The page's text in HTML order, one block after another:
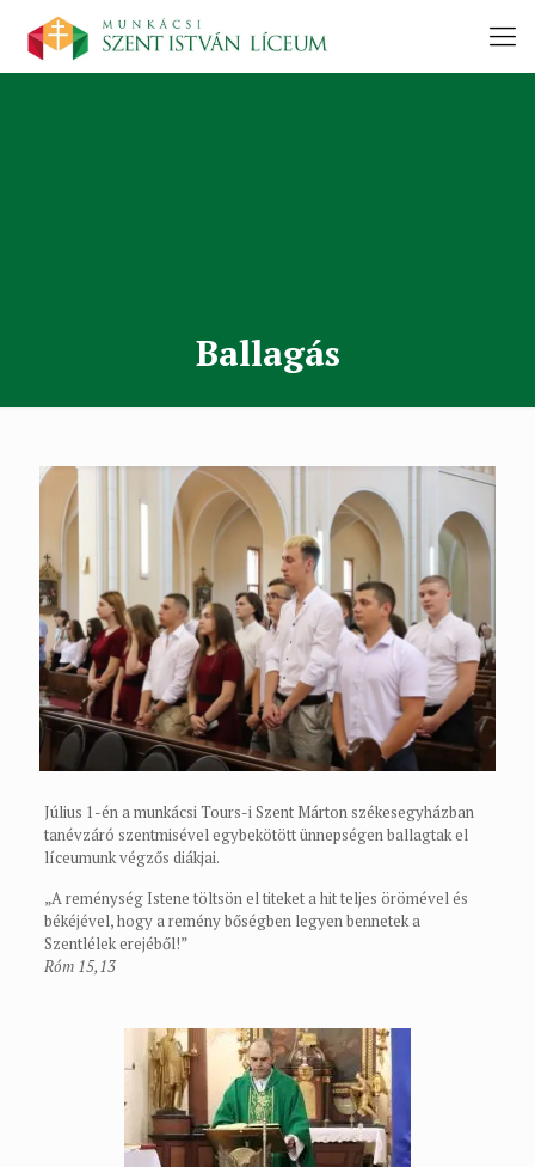
Ballagás
Július 1-én a munkácsi Tours-i Szent Márton székesegyházban
tanévzáró szentmisével egybekötött ünnepségen ballagtak el
líceumunk végzős diákjai.
„A reménység Istene töltsön el titeket a hit teljes örömével és
békéjével, hogy a remény bőségben legyen bennetek a
Szentlélek erejéből!”
Róm 15,13